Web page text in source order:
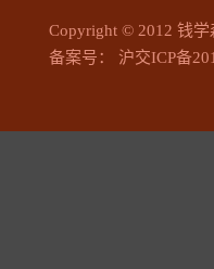
Copyright © 2012 钱
备案号： 沪交ICP备